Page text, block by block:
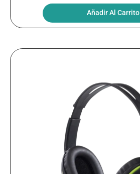
Añadir Al Carrito